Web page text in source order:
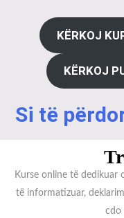
KËRKOJ
KËRKOJ
Si të
Kurse online të dedikuar
të informatizuar,
cdo